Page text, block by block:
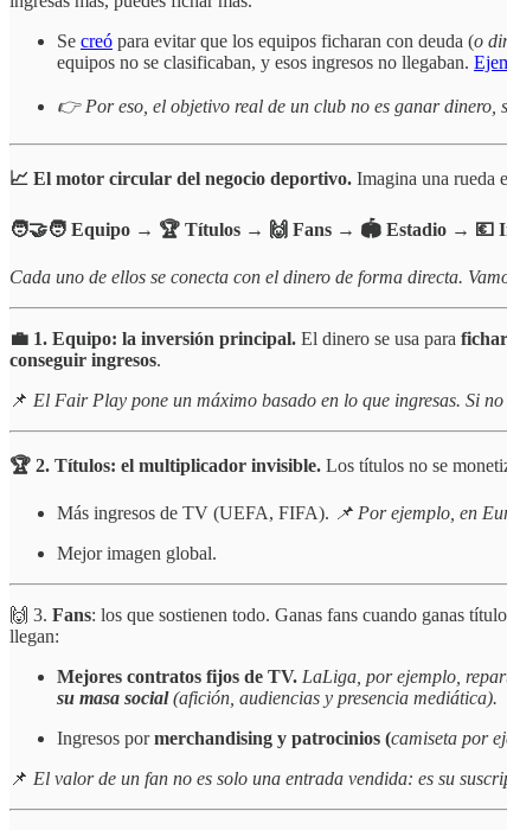
Se creó para evitar que los equipos ficharan con deuda (o
equipos no se clasificaban, y esos ingresos no llegaban.
👉 Por eso, el objetivo real de un club no es ganar dinero,
📈 El motor circular del negocio deportivo. Imagina una rueda
🧑‍🤝‍🧑 Equipo → 🏆 Títulos → 🙌 Fans → 🏟️ Estadio → 💶
Cada uno de ellos se conecta con el dinero de forma directa.
💼 1. Equipo: la inversión principal. El dinero se usa para
conseguir ingresos.
📌 El Fair Play pone un máximo basado en lo que ingresas. Si
🏆 2. Títulos: el multiplicador invisible. Los títulos no se
Más ingresos de TV (UEFA, FIFA). 📌 Por ejemplo, en
Mejor imagen global.
🙌 3. Fans: los que sostienen todo. Ganas fans cuando ganas
llegan:
Mejores contratos fijos de TV. LaLiga, por ejemplo,
su masa social(afición, audiencias y presencia mediática).
Ingresos pormerchandising y patrocinios (camiseta por
📌 El valor de un fan no es solo una entrada vendida: es su